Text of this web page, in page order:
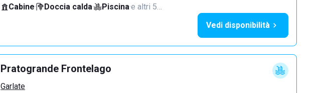
Cabine· Doccia calda· Piscina·e altri 5…
Vedi disponibilità
Pratogrande Frontelago
Garlate